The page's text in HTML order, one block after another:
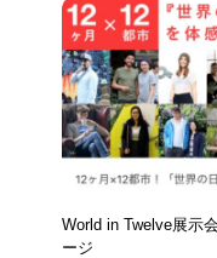
World in Twelve展示
ージ